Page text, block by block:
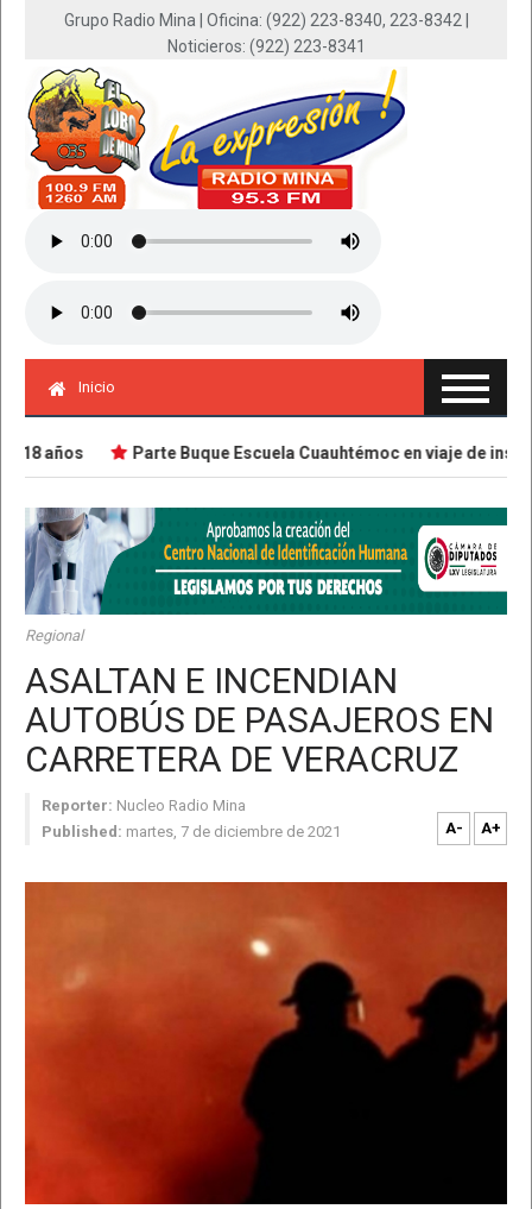
Grupo Radio Mina | Oficina: (922) 223-8340, 223-8342 |
Noticieros: (922) 223-8341
Inicio
años Parte Buque Escuela Cuauhtémoc en viaje de
Regional
ASALTAN E INCENDIAN
AUTOBÚS DE PASAJEROS EN
CARRETERA DE VERACRUZ
Reporter: Nucleo Radio Mina
Published: martes, 7 de diciembre de 2021 A- A+